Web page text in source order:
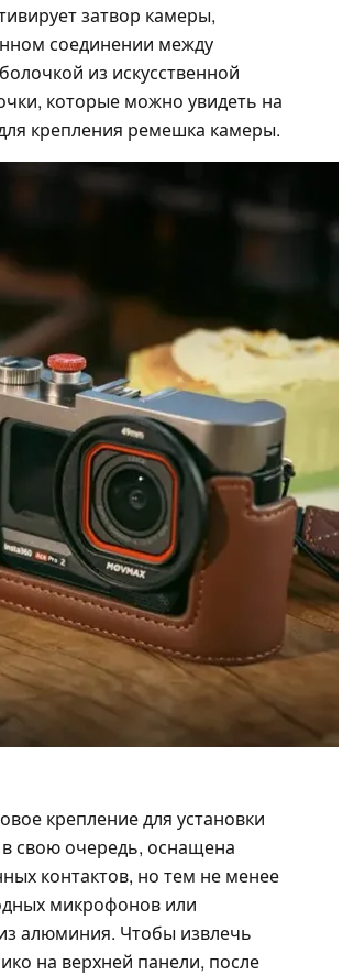
затвор камеры,
соединении между
из искусственной
которые можно увидеть на
крепления ремешка камеры.
крепление для установки
свою очередь, оснащена
контактов, но тем не менее
микрофонов или
алюминия. Чтобы извлечь
на верхней панели, после